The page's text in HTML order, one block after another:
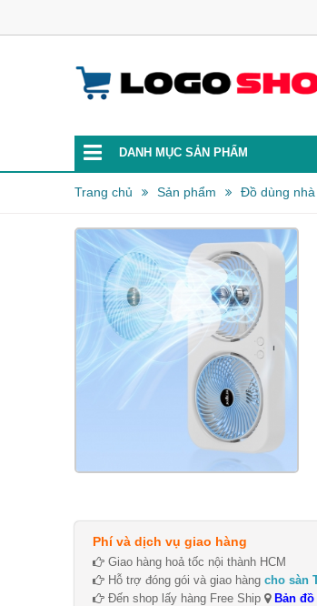
DANH MỤC SẢN PHẨM
Trang chủ Sản phẩm Đồ dùng
Phí và dịch vụ giao hàng
Giao hàng hoả tốc nội thành HCM
Hỗ trợ đóng gói và giao hàng cho sàn
Đến shop lấy hàng Free Ship
Bản đồ